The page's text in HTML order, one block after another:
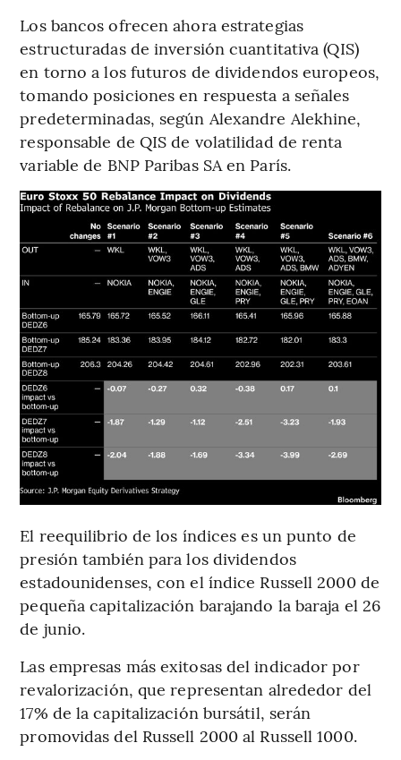
Los bancos ofrecen ahora estrategias
estructuradas de inversión cuantitativa (QIS)
en torno a los futuros de dividendos europeos,
tomando posiciones en respuesta a señales
predeterminadas, según Alexandre Alekhine,
responsable de QIS de volatilidad de renta
variable de BNP Paribas SA en París.
El reequilibrio de los índices es un punto de
presión también para los dividendos
estadounidenses, con el índice Russell 2000 de
pequeña capitalización barajando la baraja el 26
de junio.
Las empresas más exitosas del indicador por
revalorización, que representan alrededor del
17% de la capitalización bursátil, serán
promovidas del Russell 2000 al Russell 1000.